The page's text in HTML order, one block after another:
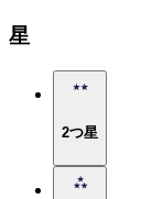
星
2つ星